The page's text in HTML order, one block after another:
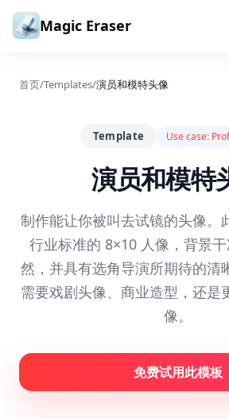
跳到内容
Magic Eraser
首页/Templates/演员和模特头像
Template Use case:
演员和模特
制作能让你被叫去试镜的头像。
行业标准的 8×10 人像，背景
然，并具有选角导演所期待的
需要戏剧头像、商业造型，还是
像。
免费试用此模板